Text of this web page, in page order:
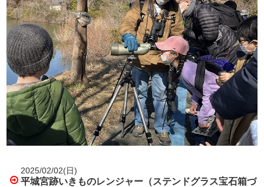
2025/02/02(日)
平城宮跡いきものレンジャー（ステンドグラス宝石箱づ